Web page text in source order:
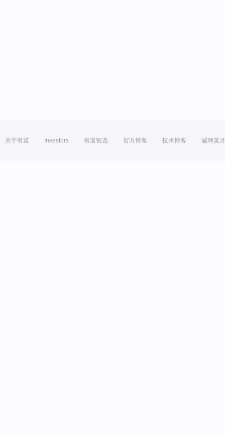
关于有道 Investors 有道智选 官方博客 技术博客 诚聘英才